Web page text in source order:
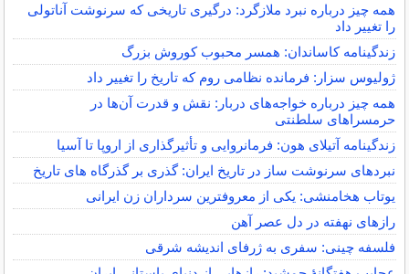
همه چیز درباره نبرد ملازگرد: درگیری تاریخی که سرنوشت آناتولی
را تغییر داد
زندگینامه کاساندان: همسر محبوب کوروش بزرگ
ژولیوس سزار: فرمانده نظامی روم که تاریخ را تغییر داد
همه چیز درباره خواجه‌های دربار: نقش و قدرت آن‌ها در
حرمسراهای سلطنتی
زندگینامه آتیلای هون: فرمانروایی و تأثیرگذاری از اروپا تا آسیا
نبردهای سرنوشت ساز در تاریخ ایران: گذری بر گذرگاه های تاریخ
یوتاب هخامنشی: یکی از معروفترین سرداران زن ایرانی
رازهای نهفته در دل عصر آهن
فلسفه چینی: سفری به ژرفای اندیشه شرقی